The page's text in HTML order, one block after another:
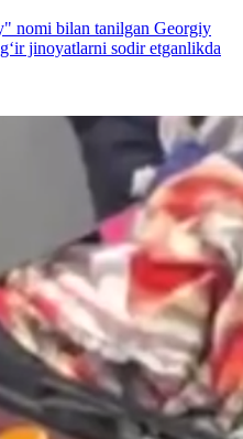
nomi bilan tanilgan Georgiy
jinoyatlarni sodir etganlikda